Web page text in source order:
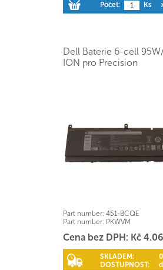
Počet:
Ks
Dell Baterie 6-cell
ION pro Precision
Part number: 451-BCQE
Part number: PKWVM
Cena bez DPH: Kč
SKLADEM:
DOSTUPNOST: